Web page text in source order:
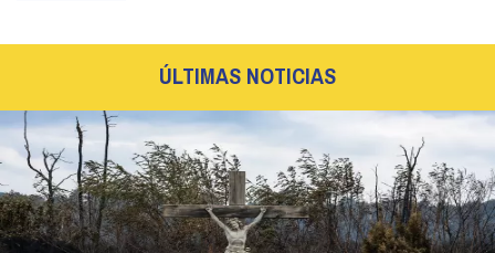
ÚLTIMAS NOTICIAS